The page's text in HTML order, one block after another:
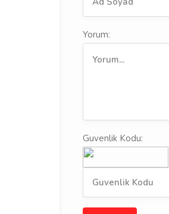
Yorum:
Guvenlik Kodu: